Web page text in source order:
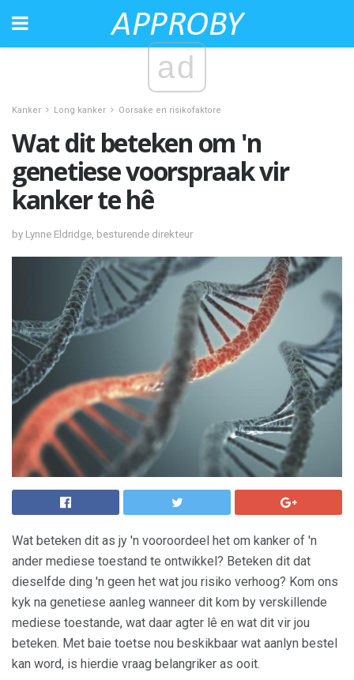
ad
Kanker Long kanker Oorsake en risikofaktore
Wat dit beteken om 'n
genetiese voorspraak vir
kanker te hê
by Lynne Eldridge, besturende direkteur
Wat beteken dit as jy 'n vooroordeel het om kanker of 'n
ander mediese toestand te ontwikkel? Beteken dit dat
dieselfde ding 'n geen het wat jou risiko verhoog? Kom ons
kyk na genetiese aanleg wanneer dit kom by verskillende
mediese toestande, wat daar agter lê en wat dit vir jou
beteken. Met baie toetse nou beskikbaar wat aanlyn bestel
kan word, is hierdie vraag belangriker as ooit.